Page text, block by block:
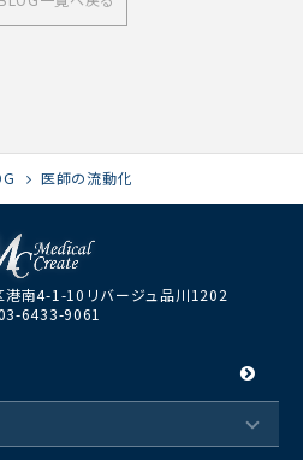
医師の流動化
南4-1-10リバージュ品川1202
6433-9061